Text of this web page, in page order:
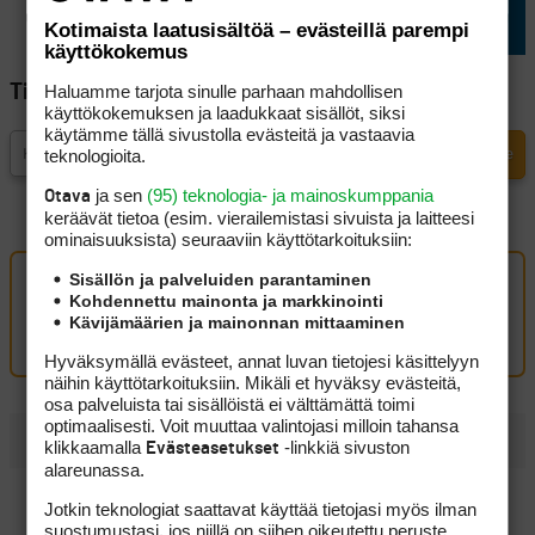
Tilaa Golfpisteen uutiskirje
Oma kommentti
Kirjaudu sisään kommentoidaksesi
UUSIMMAT
taistelu kovasta sijoituksesta jatkuu
Kotimaista laatusisältöä – evästeillä parempi
käyttökokemus
Haluamme tarjota sinulle parhaan mahdollisen
käyttökokemuksen ja laadukkaat sisällöt, siksi
käytämme tällä sivustolla evästeitä ja vastaavia
teknologioita.
Otava ja sen (95) teknologia- ja mainoskumppania
keräävät tietoa (esim. vierailemis­tasi sivuista ja laitteesi
ominaisuuk­sista) seuraaviin käyttötarkoituksiin:
Sisällön ja palveluiden parantaminen
Kohdennettu mainonta ja markkinointi
Kävijämäärien ja mainonnan mittaaminen
Hyväksymällä evästeet, annat luvan tietojesi käsittelyyn
näihin käyttötarkoituksiin. Mikäli et hyväksy evästeitä,
osa palveluista tai sisällöistä ei välttämättä toimi
optimaalisesti. Voit muuttaa valintojasi milloin tahansa
klikkaamalla Evästeasetukset -linkkiä sivuston
alareunassa.
Jotkin teknologiat saattavat käyttää tietojasi myös ilman
suostumustasi, jos niillä on siihen oikeutettu peruste